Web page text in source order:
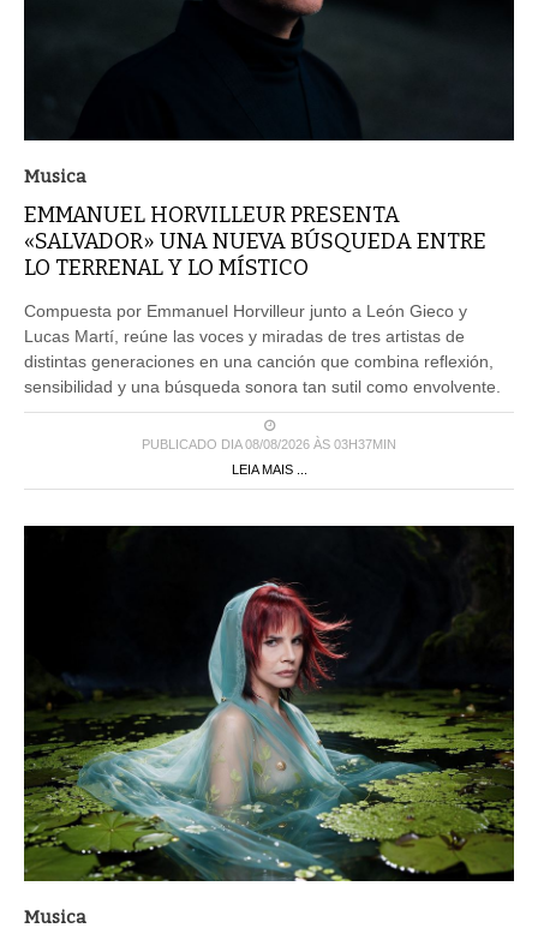
Musica
EMMANUEL HORVILLEUR PRESENTA
«SALVADOR» UNA NUEVA BÚSQUEDA ENTRE
LO TERRENAL Y LO MÍSTICO
Compuesta por Emmanuel Horvilleur junto a León Gieco y
Lucas Martí, reúne las voces y miradas de tres artistas de
distintas generaciones en una canción que combina reflexión,
sensibilidad y una búsqueda sonora tan sutil como envolvente.
PUBLICADO DIA 08/08/2026 ÀS 03H37MIN
LEIA MAIS ...
Musica